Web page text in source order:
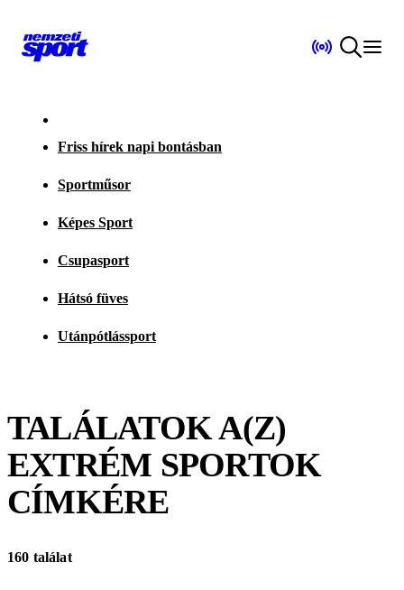
Friss hírek napi bontásban
Sportműsor
Képes Sport
Csupasport
Hátsó füves
Utánpótlássport
TALÁLATOK A(Z)
EXTRÉM SPORTOK
CÍMKÉRE
160 találat